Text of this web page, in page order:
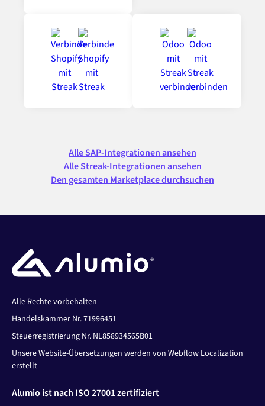
Alle SAP-Integrationen ansehen
Alle Streak-Integrationen ansehen
Den gesamten Marketplace durchsuchen
Alle Rechte vorbehalten
Handelskammer Nr. 71996451
Steuerregistrierung Nr. NL858934565B01
Unsere Website-Übersetzungen werden von Webflow Localization
erstellt
Alumio ist nach ISO 27001 zertifiziert